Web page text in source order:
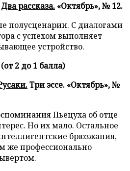
Два рассказа. «Октябрь», № 12.
полусценарии. С диалогами
с успехом выполняет
устройство.
2 до 1 балла)
Три эссе. «Октябрь», №
Пьецуха об отце
Но их мало. Остальное
брюзжания,
же профессионально